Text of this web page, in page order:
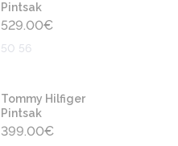
Pintsak
529.00€
50 56
Tommy Hilfiger
Pintsak
399.00€